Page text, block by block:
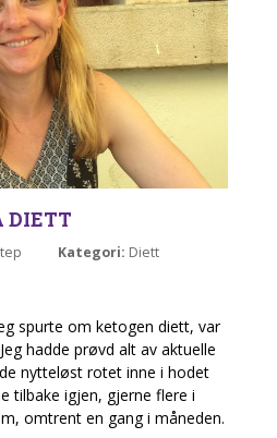
DIETT
Kategori: Diett
spurte om ketogen diett, var
hadde prøvd alt av aktuelle
nytteløst rotet inne i hodet
tilbake igjen, gjerne flere i
omtrent en gang i måneden.